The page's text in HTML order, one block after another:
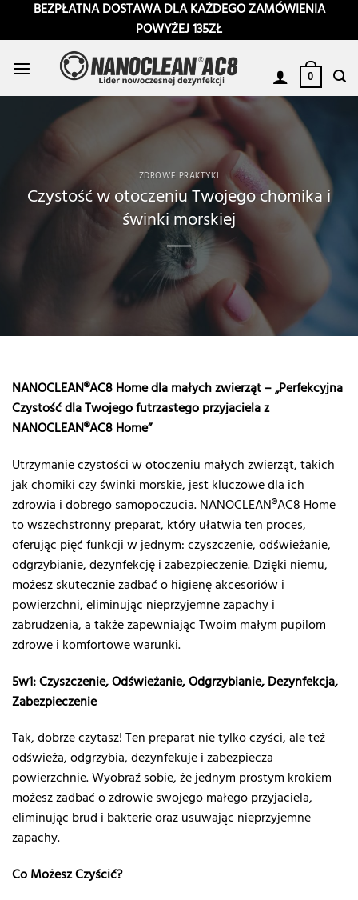
PrzewińBEZPŁATNA DOSTAWA DLA KAŻDEGO ZAMÓWIENIA
POWYŻEJ 135ZŁ
0
ZDROWE PRAKTYKI
Czystość w otoczeniu Twojego chomika i
świnki morskiej
NANOCLEAN®AC8 Home dla małych zwierząt – „Perfekcyjna
Czystość dla Twojego futrzastego przyjaciela z
NANOCLEAN®AC8 Home”
Utrzymanie czystości w otoczeniu małych zwierząt, takich
jak chomiki czy świnki morskie, jest kluczowe dla ich
zdrowia i dobrego samopoczucia. NANOCLEAN®AC8 Home
to wszechstronny preparat, który ułatwia ten proces,
oferując pięć funkcji w jednym: czyszczenie, odświeżanie,
odgrzybianie, dezynfekcję i zabezpieczenie. Dzięki niemu,
możesz skutecznie zadbać o higienę akcesoriów i
powierzchni, eliminując nieprzyjemne zapachy i
zabrudzenia, a także zapewniając Twoim małym pupilom
zdrowe i komfortowe warunki.
5w1: Czyszczenie, Odświeżanie, Odgrzybianie, Dezynfekcja,
Zabezpieczenie
Tak, dobrze czytasz! Ten preparat nie tylko czyści, ale też
odświeża, odgrzybia, dezynfekuje i zabezpiecza
powierzchnie. Wyobraź sobie, że jednym prostym krokiem
możesz zadbać o zdrowie swojego małego przyjaciela,
eliminując brud i bakterie oraz usuwając nieprzyjemne
zapachy.
Co Możesz Czyścić?